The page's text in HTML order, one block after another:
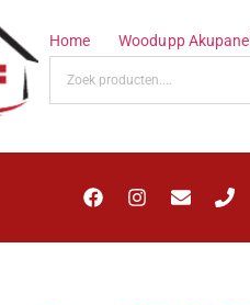
Home Woodupp Akupanel